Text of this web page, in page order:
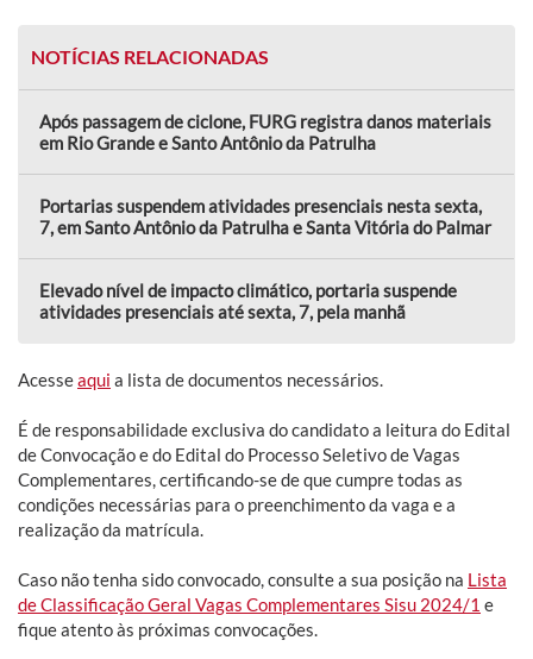
NOTÍCIAS RELACIONADAS
Após passagem de ciclone, FURG registra danos materiais
em Rio Grande e Santo Antônio da Patrulha
Portarias suspendem atividades presenciais nesta sexta,
7, em Santo Antônio da Patrulha e Santa Vitória do Palmar
Elevado nível de impacto climático, portaria suspende
atividades presenciais até sexta, 7, pela manhã
Acesseaqui a lista de documentos necessários.
É de responsabilidade exclusiva do candidato a leitura do Edital
de Convocação e do Edital do Processo Seletivo de Vagas
Complementares, certificando-se de que cumpre todas as
condições necessárias para o preenchimento da vaga e a
realização da matrícula.
Caso não tenha sido convocado, consulte a sua posição na Lista
de Classificação Geral Vagas Complementares Sisu 2024/1 e
fique atento às próximas convocações.